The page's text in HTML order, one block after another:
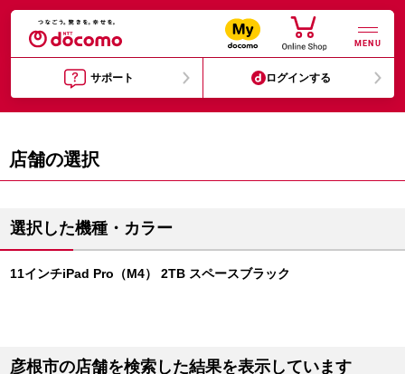
MENU
サポート ログインする
店舗の選択
選択した機種・カラー
11インチiPad Pro（M4） 2TB スペースブラック
彦根市の店舗を検索した結果を表示しています